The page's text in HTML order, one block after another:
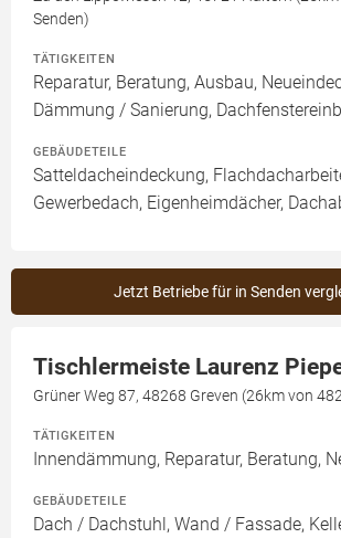
Senden)
TÄTIGKEITEN
Reparatur, Beratung, Ausbau,
Dämmung / Sanierung,
GEBÄUDETEILE
Satteldacheindeckung,
Gewerbedach, Eigenheimdächer,
Jetzt Betriebe für in Senden
Tischlermeiste Laurenz
Grüner Weg 87, 48268 Greven (26km von
TÄTIGKEITEN
Innendämmung, Reparatur, Beratung,
GEBÄUDETEILE
Dach / Dachstuhl, Wand / Fassade,